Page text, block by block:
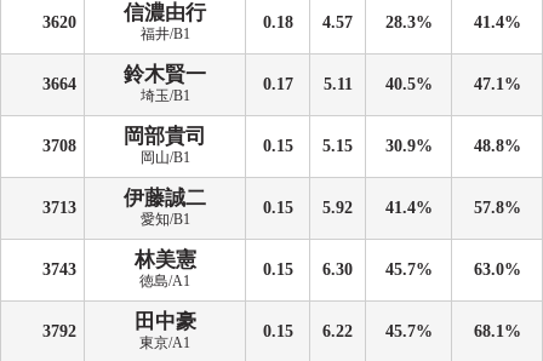
3620 信濃由行
福井/B1
0.18 4.57 28.3% 41.4%
3664 鈴木賢一
埼玉/B1
0.17 5.11 40.5% 47.1%
3708 岡部貴司
岡山/B1
0.15 5.15 30.9% 48.8%
3713 伊藤誠二
愛知/B1
0.15 5.92 41.4% 57.8%
3743 林美憲
徳島/A1
0.15 6.30 45.7% 63.0%
3792 田中豪
東京/A1
0.15 6.22 45.7% 68.1%